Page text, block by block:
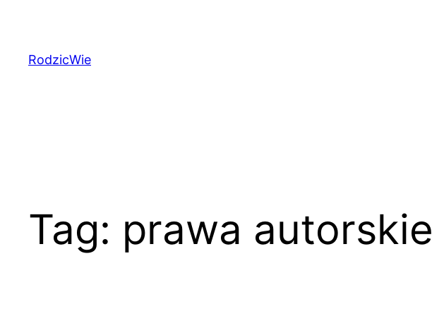
treściRodzicWie
Tag: prawa autorskie